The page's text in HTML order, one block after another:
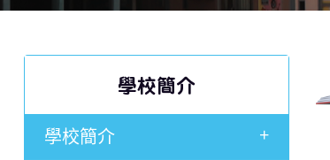
學校簡介
學校簡介 +